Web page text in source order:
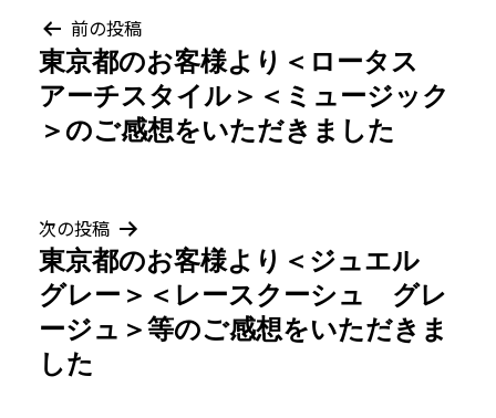
投
稿
ナ
ゲ
ー
シ
ョ
前の投稿
東京都のお客様より＜ロータス
アーチスタイル＞＜ミュージック
＞のご感想をいただきました
次の投稿
東京都のお客様より＜ジュエル
グレー＞＜レースクーシュ グレ
ージュ＞等のご感想をいただきま
した